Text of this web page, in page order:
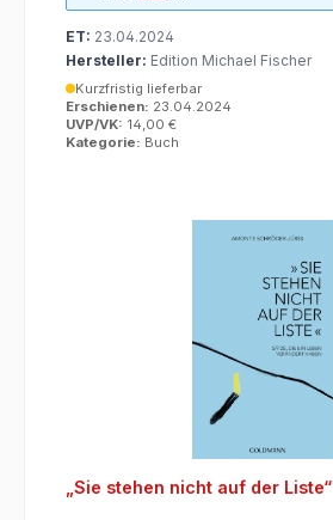
ET: 23.04.2024
Hersteller: Edition Michael Fischer
Kurzfristig lieferbar
Erschienen: 23.04.2024
UVP/VK: 14,00 €
Kategorie: Buch
„Sie stehen nicht auf der Liste“